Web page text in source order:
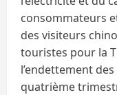
consommateurs
des visiteurs
touristes pour la
l’endettement
quatrième